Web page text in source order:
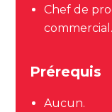
Chef de
commercial.
Prérequis
Aucun.